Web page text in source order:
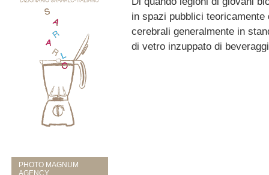
PHOTO MAGNUM
AGENCY
in spazi pubblici
cerebrali generalmente in
di vetro inzuppato di